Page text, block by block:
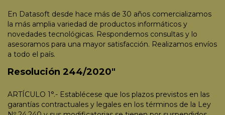
En Datasoft desde hace más de 30 años comercializamos
la más amplia variedad de productos informáticos y
novedades tecnológicas. Respondemos consultas y lo
asesoramos para una mayor satisfacción. Realizamos envíos
a todo el país.
Resolución 244/2020"
ARTÍCULO 1°.- Establécese que los plazos previstos en las
garantías contractuales y legales en los términos de la Ley